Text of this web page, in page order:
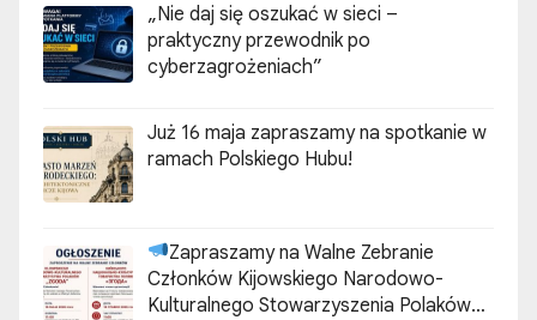
„Nie daj się oszukać w sieci –
praktyczny przewodnik po
cyberzagrożeniach”
Już 16 maja zapraszamy na spotkanie w
ramach Polskiego Hubu!
Zapraszamy na Walne Zebranie
Członków Kijowskiego Narodowo-
Kulturalnego Stowarzyszenia Polaków